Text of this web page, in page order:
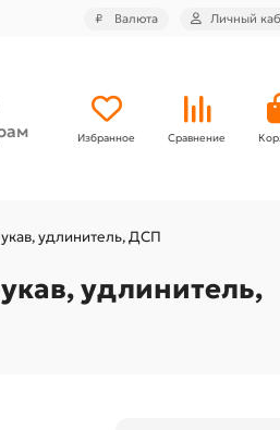
₽ Валюта Личный
Избранное Сравнение
удлинитель, ДСП
удлинитель,